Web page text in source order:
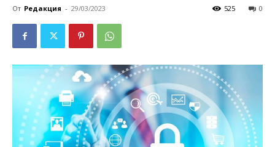
От Редакция - 29/03/2023 0
525